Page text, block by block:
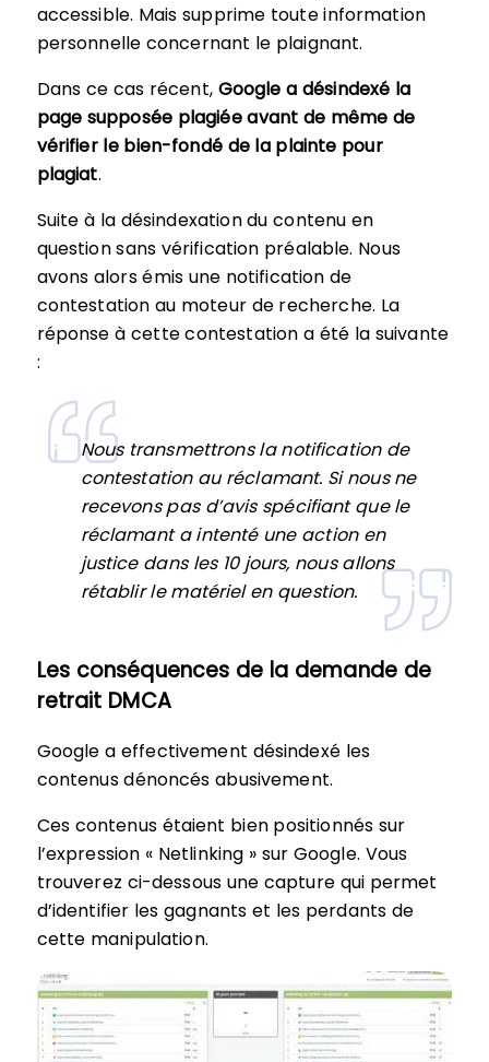
accessible. Mais supprime toute information
personnelle concernant le plaignant.
Dans ce cas récent, Google a désindexé la
page supposée plagiée avant de même de
vérifier le bien-fondé de la plainte pour
plagiat.
Suite à la désindexation du contenu en
question sans vérification préalable. Nous
avons alors émis une notification de
contestation au moteur de recherche. La
réponse à cette contestation a été la suivante
:
Nous transmettrons la notification de
contestation au réclamant. Si nous ne
recevons pas d’avis spécifiant que le
réclamant a intenté une action en
justice dans les 10 jours, nous allons
rétablir le matériel en question.
Les conséquences de la demande de
retrait DMCA
Google a effectivement désindexé les
contenus dénoncés abusivement.
Ces contenus étaient bien positionnés sur
l’expression « Netlinking » sur Google. Vous
trouverez ci-dessous une capture qui permet
d’identifier les gagnants et les perdants de
cette manipulation.